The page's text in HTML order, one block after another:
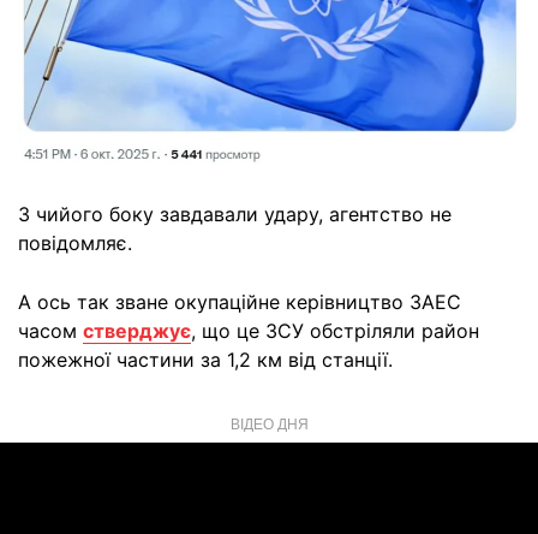
З чийого боку завдавали удару, агентство не
повідомляє.
А ось так зване окупаційне керівництво ЗАЕС
часом стверджує, що це ЗСУ обстріляли район
пожежної частини за 1,2 км від станції.
ВІДЕО ДНЯ